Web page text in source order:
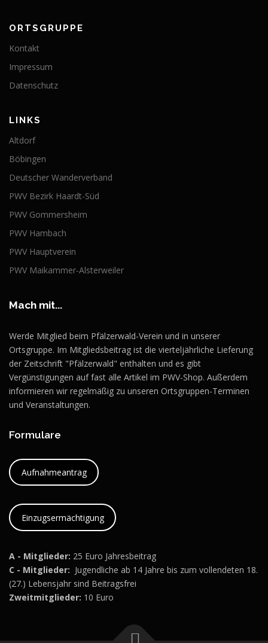
ORTSGRUPPE
Kontakt
Impressum
Datenschutz
LINKS
Altdorf
Böbingen
Deutscher Wanderverband
PWV Bezirk Haardt-Süd
PWV Gommersheim
PWV Hambach
PWV Hauptverein
PWV Maikammer-Alsterweiler
Mach mit...
Werde Mitglied beim Pfälzerwald-Verein und in unserer
Ortsgruppe. Im Mitgliedsbeitrag ist die vierteljährliche Lieferung
der Zeitschrift "Pfälzerwald" enthalten und es gibt
Vergünstigungen auf fast alle Artikel im PWV-Shop. Außerdem
informieren wir regelmäßig zu unseren Ortsgruppen-Terminen
und Veranstaltungen.
Formulare
Aufnahmeantrag
Einzugsermächtigung
A - Mitglieder: 25 Euro Jahresbeitrag
C - Mitglieder: Jugendliche ab 14 Jahre bis zum vollendeten 18.
(27.) Lebensjahr sind Beitragsfrei
Zweitmitglieder: 10 Euro